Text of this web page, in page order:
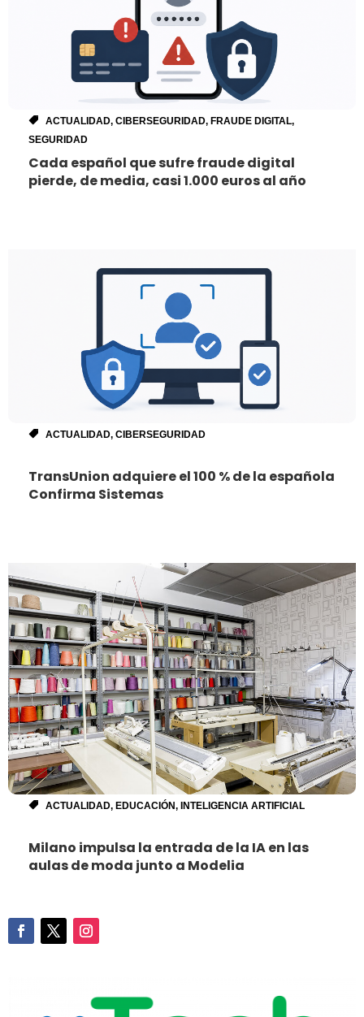
ACTUALIDAD, CIBERSEGURIDAD, FRAUDE DIGITAL,
SEGURIDAD
Cada español que sufre fraude digital
pierde, de media, casi 1.000 euros al año
ACTUALIDAD, CIBERSEGURIDAD
TransUnion adquiere el 100 % de la española
Confirma Sistemas
ACTUALIDAD, EDUCACIÓN, INTELIGENCIA ARTIFICIAL
Milano impulsa la entrada de la IA en las
aulas de moda junto a Modelia